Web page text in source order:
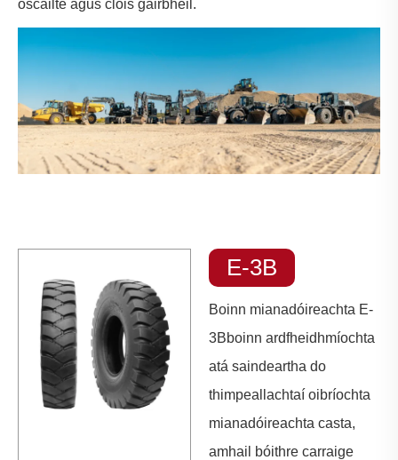
oscailte agus clóis gairbhéil.
E-3B
Boinn mianadóireachta E-
3Bboinn ardfheidhmíochta
atá saindeartha do
thimpeallachtaí oibríochta
mianadóireachta casta,
amhail bóithre carraige